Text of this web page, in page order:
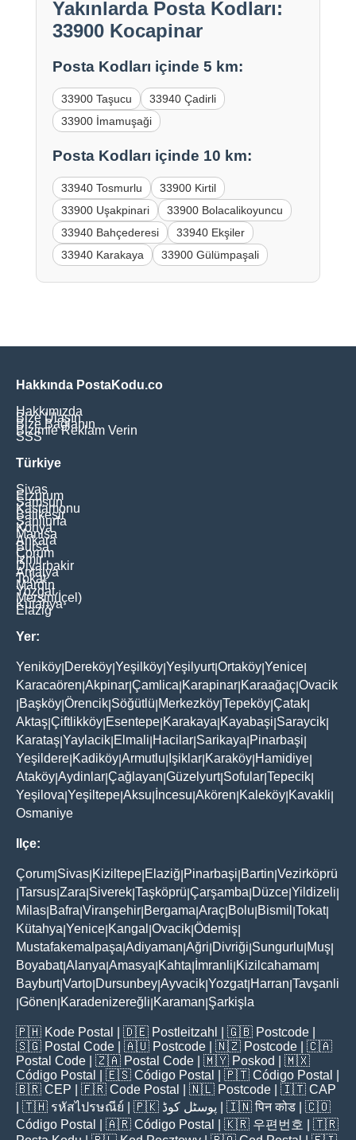
Yakınlarda Posta Kodları:
33900 Kocapinar
Posta Kodları içinde 5 km:
33900 Taşucu
33940 Çadirli
33900 İmamuşaği
Posta Kodları içinde 10 km:
33940 Tosmurlu
33900 Kirtil
33900 Uşakpinari
33900 Bolacalikoyuncu
33940 Bahçederesi
33940 Ekşiler
33940 Karakaya
33900 Gülümpaşali
Hakkında PostaKodu.co
Hakkımızda
Bize Ulaşın
Bize Bağlanın
Bizimle Reklam Verin
SSS
Türkiye
Sivas
Erzurum
Samsun
Kastamonu
Balikesir
Şanliurfa
Konya
Manisa
Ankara
Bursa
Çorum
İzmir
Diyarbakir
Antalya
Tokat
Mardin
Yozgat
Mersin(İçel)
Kütahya
Elaziğ
Yer:
Yeniköy Dereköy Yeşilköy Yeşilyurt|Ortaköy Yenice
Karacaören Akpinar Çamlica Karapinar Karaağaç Ovacik
Başköy Örencik Söğütlü Merkezköy Tepeköy Çatak
Aktaş Çiftlikköy Esentepe Karakaya Kayabaşi Saraycik
Karataş Yaylacik Elmali Hacilar Sarikaya Pinarbaşi
Yeşildere Kadiköy Armutlu Işiklar Karaköy Hamidiye
Ataköy Aydinlar Çağlayan Güzelyurt| Sofular Tepecik
Yeşilova Yeşiltepe Aksu İncesu Akören Kaleköy Kavakli
Osmaniye
Ilçe:
Çorum Sivas Kiziltepe Elaziğ Pinarbaşi Bartin Vezirköprü
Tarsus Zara Siverek Taşköprü Çarşamba Düzce Yildizeli
Milas Bafra Viranşehir Bergama Araç Bolu Bismil Tokat|
Kütahya Yenice Kangal Ovacik Ödemiş
Mustafakemalpaşa Adiyaman Ağri Divriği Sungurlu Muş
Boyabat|Alanya Amasya Kahta İmranli Kizilcahamam
Bayburt|Varto Dursunbey Ayvacik Yozgat| Harran Tavşanli
Gönen Karadenizereğli Karaman Şarkişla
🇵🇭 Kode Postal | 🇩🇪 Postleitzahl | 🇬🇧 Postcode
🇸🇬 Postal Code | 🇦🇺 Postcode | 🇳🇿 Postcode | 🇨🇦
Postal Code | 🇿🇦 Postal Code | 🇲🇾 Poskod
| 🇲🇽
Código Postal
| 🇪🇸 Código Postal | 🇵🇹 Código Postal
🇧🇷 CEP | 🇫🇷 Code Postal | 🇳🇱 Postcode | 🇮🇹 CAP
| 🇹🇭 รหัสไปรษณีย์ | 🇵🇰 پوسٹل کوڈ | 🇮🇳पिन कोड | 🇨🇴
Código Postal
| 🇦🇷 Código Postal | 🇰🇷 우편번호
| 🇹🇷